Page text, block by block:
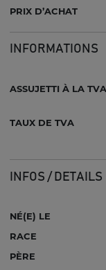
PRIX D’ACHAT
INFORMATIONS
ASSUJETTI À LA TVA
TAUX DE TVA
INFOS / DETAILS
NÉ(E) LE
RACE
PÈRE